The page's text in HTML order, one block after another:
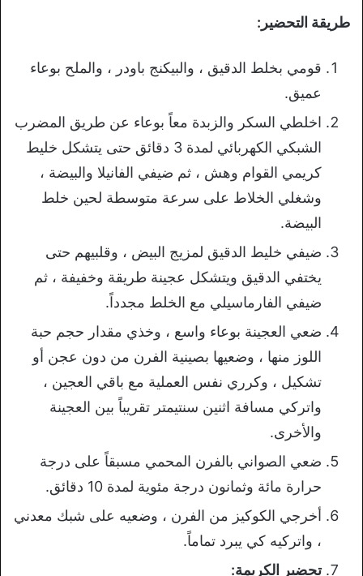
طريقة التحضير:
قومي بخلط الدقيق ، والبيكنج باودر ، والملح بوعاء
عميق.
اخلطي السكر والزبدة معاً بوعاء عن طريق المضرب
الشبكي الكهربائي لمدة 3 دقائق حتى يتشكل خليط
كريمي القوام وهش ، ثم ضيفي الفانيلا والبيضة ،
وشغلي الخلاط على سرعة متوسطة لحين خلط
البيضة.
ضيفي خليط الدقيق لمزيج البيض ، وقلبيهم حتى
يختفي الدقيق ويتشكل عجينة طريقة وخفيفة ، ثم
ضيفي الفارماسيلي مع الخلط مجدداً.
ضعي العجينة بوعاء واسع ، وخذي مقدار حجم حبة
اللوز منها ، وضعيها بصينية الفرن من دون عجن أو
تشكيل ، وكرري نفس العملية مع باقي العجين ،
واتركي مسافة اثنين سنتيمتر تقريباً بين العجينة
والأخرى.
ضعي الصواني بالفرن المحمي مسبقاً على درجة
حرارة مائة وثمانون درجة مئوية لمدة 10 دقائق.
أخرجي الكوكيز من الفرن ، وضعيه على شبك معدني
، واتركيه كي يبرد تماماً.
تحضير الكريمة: